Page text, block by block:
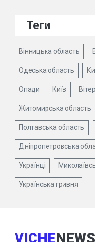
Теги
Вінницька область
Одеська область
Опади Київ Вітер
Житомирська область
Полтавська область
Дніпропетровська
Українці
Українська гривня
VICHENEWS